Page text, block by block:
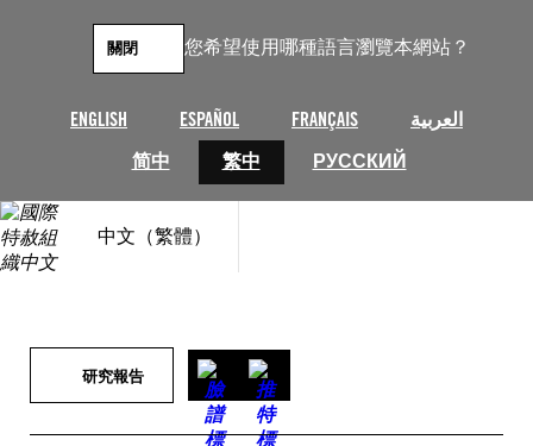
您希望使用哪種語言瀏覽本網站？
ENGLISH ESPAÑOL FRANÇAIS
العربية
简中
繁中 РУССКИЙ
關閉
中文（繁體）
研究報告